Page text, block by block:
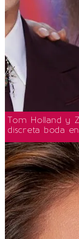
Tom Holland y
discreta boda